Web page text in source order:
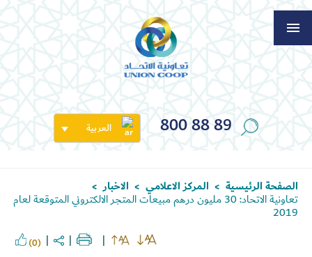
800 88 89 العربية
الصفحة الرئيسية > المركز الاعلامي > الاخبار >
تعاونية الاتحاد: 30 مليون درهم مبيعات المتجر الالكتروني المتوقعة لعام
2019
(0)